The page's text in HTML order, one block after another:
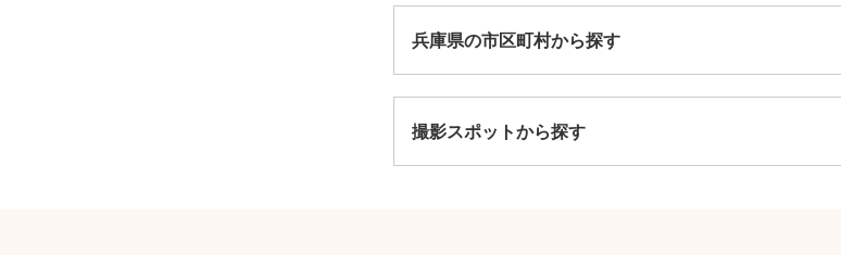
兵庫県の市区町村から探す
撮影スポットから探す